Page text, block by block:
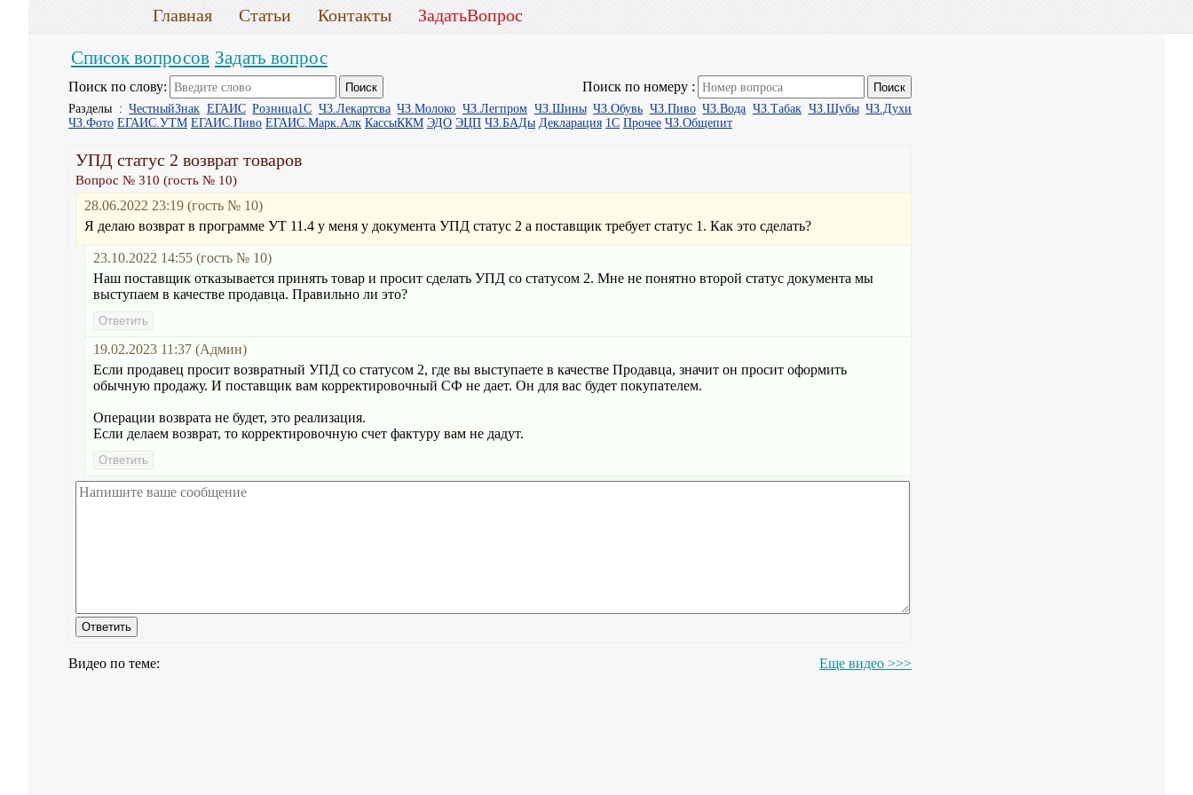
Главная Статьи Контакты ЗадатьВопрос
Список вопросов Задать вопрос
Поиск по слову: Поиск по номеру :
Разделы :ЧестныйЗнак ЕГАИС Розница1С ЧЗ.Лекартсва ЧЗ.Молоко ЧЗ.Легпром ЧЗ.Шины ЧЗ.Обувь ЧЗ.Пиво ЧЗ.Вода ЧЗ.Табак ЧЗ.Шубы ЧЗ.Духи
ЧЗ.Фото ЕГАИС.УТМ ЕГАИС.Пиво ЕГАИС.Марк.Алк КассыККМ ЭДО ЭЦП ЧЗ.БАДы Декларация 1С Прочее ЧЗ.Общепит
УПД статус 2 возврат товаров
Вопрос № 310 (гость № 10)
28.06.2022 23:19 (гость № 10)
Я делаю возврат в программе УТ 11.4 у меня у документа УПД статус 2 а поставщик требует статус 1. Как это сделать?
23.10.2022 14:55 (гость № 10)
Наш поставщик отказывается принять товар и просит сделать УПД со статусом 2. Мне не понятно второй статус документа мы
выступаем в качестве продавца. Правильно ли это?
19.02.2023 11:37 (Админ)
Если продавец просит возвратный УПД со статусом 2, где вы выступаете в качестве Продавца, значит он просит оформить
обычную продажу. И поставщик вам корректировочный СФ не дает. Он для вас будет покупателем.
Операции возврата не будет, это реализация.
Если делаем возврат, то корректировочную счет фактуру вам не дадут.
Видео по теме: Еще видео >>>